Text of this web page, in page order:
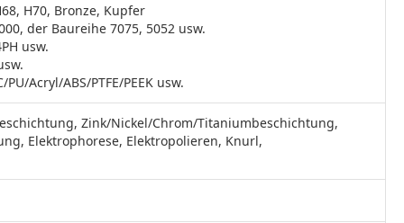
H70, Bronze, Kupfer
der Baureihe 7075, 5052 usw.
usw.
Acryl/ABS/PTFE/PEEK usw.
Zink/Nickel/Chrom/Titaniumbeschichtung,
Elektrophorese, Elektropolieren, Knurl,